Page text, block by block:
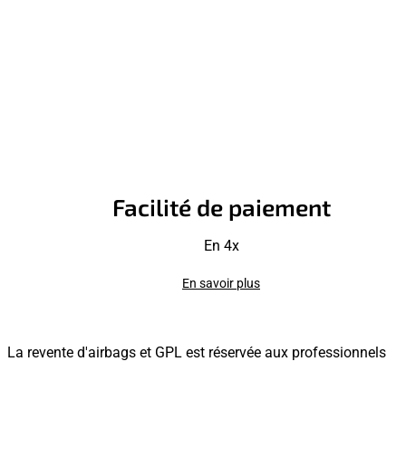
Facilité de paiement
En 4x
En savoir plus
La revente d'airbags et GPL est réservée aux professionnels